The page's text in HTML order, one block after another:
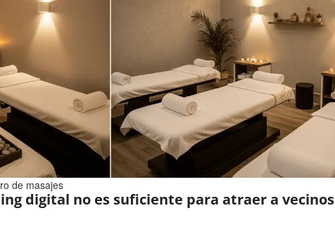
de masajes
digital no es suficiente para atraer a vecinos